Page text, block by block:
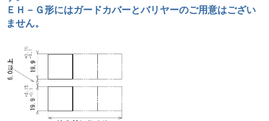
ＥＨ－Ｇ形にはガードカバーとバリヤーのご用意はござい
ません。